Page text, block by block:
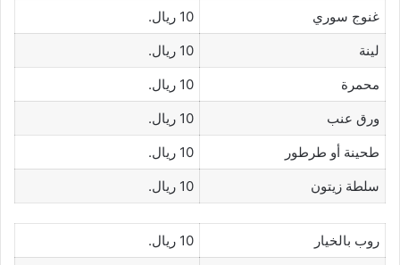
غنوج سوري
10 ريال.
لينة
10 ريال.
محمرة
10 ريال.
ورق عنب
10 ريال.
طحينة أو طرطور
10 ريال.
سلطة زيتون
10 ريال.
روب بالخيار
10 ريال.